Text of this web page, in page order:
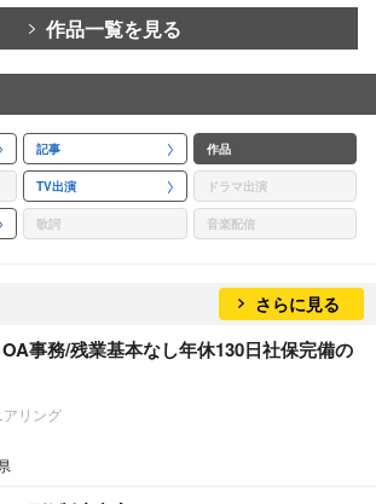
作品一覧を見る
記事 作品
TV出演 ドラマ出演
歌詞 音楽配信
さらに見る
事務/残業基本なし年休130日社保完備の
リング